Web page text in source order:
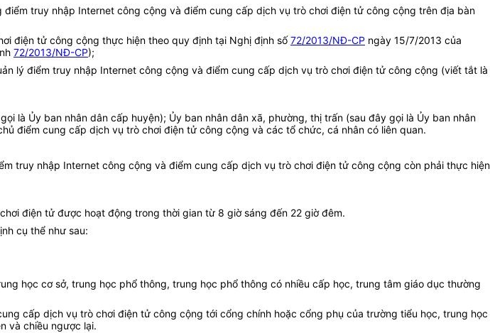
truy nhập Internet công cộng và điểm cung cấp dịch vụ trò chơi điện tử công cộng trên địa bàn
điện tử công cộng thực hiện theo quy định tại Nghị định số72/2013/NĐ-CP ngày 15/7/2013 của
72/2013/NĐ-CP);
lý điểm truy nhập Internet công cộng và điểm cung cấp dịch vụ trò chơi điện tử công cộng (viết tắt là
là Ủy ban nhân dân cấp huyện); Ủy ban nhân dân xã, phường, thị trấn (sau đây gọi là Ủy ban nhân
điểm cung cấp dịch vụ trò chơi điện tử công cộng và các tổ chức, cá nhân có liên quan.
truy nhập Internet công cộng và điểm cung cấp dịch vụ trò chơi điện tử công cộng còn phải thực hiện
điện tử được hoạt động trong thời gian từ 8 giờ sáng đến 22 giờ đêm.
cụ thể như sau:
học cơ sở, trung học phổ thông, trung học phổ thông có nhiều cấp học, trung tâm giáo dục thường
cấp dịch vụ trò chơi điện tử công cộng tới cổng chính hoặc cổng phụ của trường tiểu học, trung học
và chiều ngược lại.